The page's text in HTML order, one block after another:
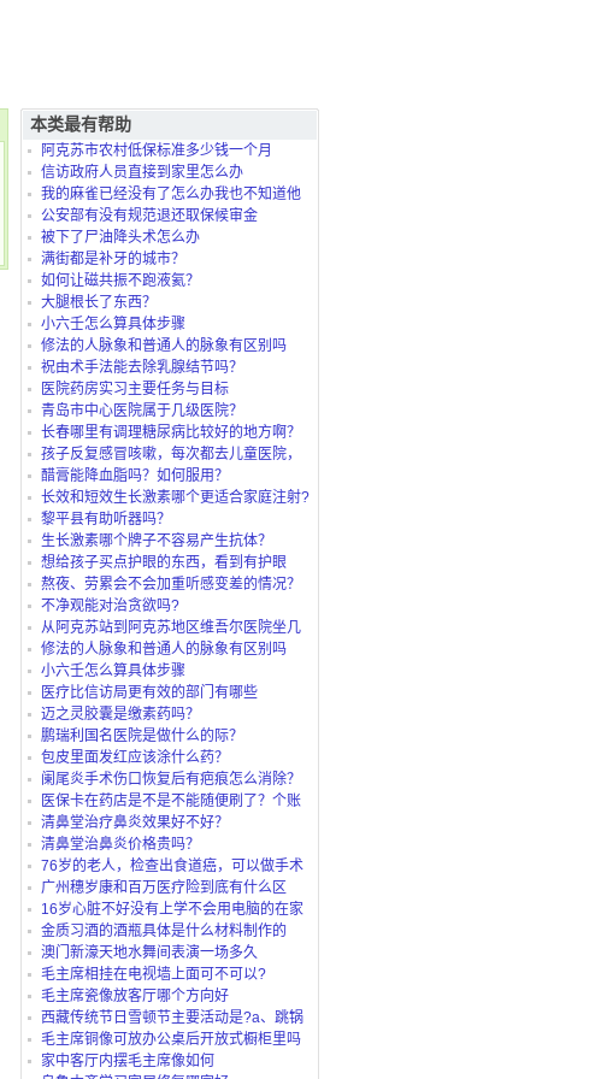
本类最有帮助
阿克苏市农村低保标准多少钱一个月
信访政府人员直接到家里怎么办
我的麻雀已经没有了怎么办我也不知道他
是怎么死的？
公安部有没有规范退还取保候审金
被下了尸油降头术怎么办
满街都是补牙的城市？
如何让磁共振不跑液氦？
大腿根长了东西？
小六壬怎么算具体步骤
修法的人脉象和普通人的脉象有区别吗
祝由术手法能去除乳腺结节吗？
医院药房实习主要任务与目标
青岛市中心医院属于几级医院？
长春哪里有调理糖尿病比较好的地方啊？
孩子反复感冒咳嗽，每次都去儿童医院，
太折腾了，北
醋膏能降血脂吗？如何服用？
长效和短效生长激素哪个更适合家庭注射?
黎平县有助听器吗？
生长激素哪个牌子不容易产生抗体？
想给孩子买点护眼的东西，看到有护眼
仪、护眼灯、还
熬夜、劳累会不会加重听感变差的情况？
不净观能对治贪欲吗?
从阿克苏站到阿克苏地区维吾尔医院坐几
路公交
修法的人脉象和普通人的脉象有区别吗
小六壬怎么算具体步骤
医疗比信访局更有效的部门有哪些
迈之灵胶囊是缴素药吗？
鹏瑞利国名医院是做什么的际？
包皮里面发红应该涂什么药？
阑尾炎手术伤口恢复后有疤痕怎么消除？
医保卡在药店是不是不能随便刷了？个账
“白名单”是
清鼻堂治疗鼻炎效果好不好？
清鼻堂治鼻炎价格贵吗？
76岁的老人，检查出食道癌，可以做手术
吗？广州穗岁康和百万医疗险到底有什么区
别？有了穗岁还
16岁心脏不好没有上学不会用电脑的在家
里可以上什么
金质习酒的酒瓶具体是什么材料制作的
澳门新濠天地水舞间表演一场多久
毛主席相挂在电视墙上面可不可以?
毛主席瓷像放客厅哪个方向好
西藏传统节日雪顿节主要活动是?a、跳锅
庄b、藏马c、
毛主席铜像可放办公桌后开放式橱柜里吗
家中客厅内摆毛主席像如何